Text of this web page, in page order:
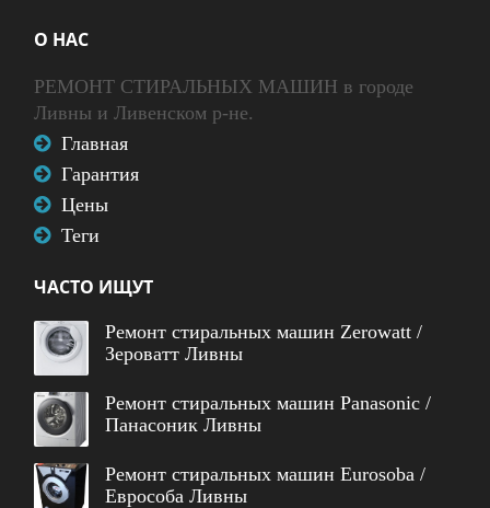
О НАС
РЕМОНТ СТИРАЛЬНЫХ МАШИН в городе
Ливны и Ливенском р-не.
Главная
Гарантия
Цены
Теги
ЧАСТО ИЩУТ
Ремонт стиральных машин Zerowatt /
Зероватт Ливны
Ремонт стиральных машин Panasonic /
Панасоник Ливны
Ремонт стиральных машин Eurosoba /
Еврособа Ливны